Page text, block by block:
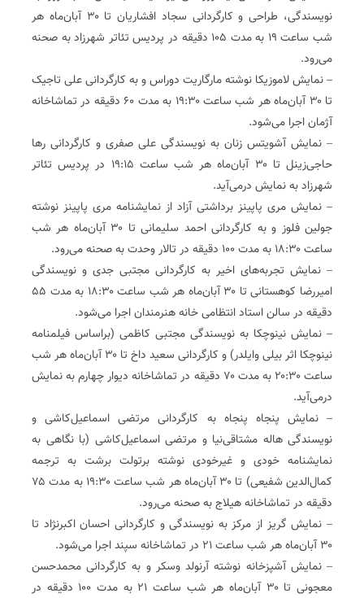
نویسندگی، طراحی و کارگردانی سجاد افشاریان تا ۳۰ آبان‌ماه هر
شب ساعت ۱۹ به مدت ۱۰۵ دقیقه در پردیس تئاتر شهرزاد به صحنه
می‌رود.
– نمایش لاموزیکا نوشته مارگاریت دوراس و به کارگردانی علی تاجیک
تا ۳۰ آبان‌ماه هر شب ساعت ۱۹:۳۰ به مدت ۶۰ دقیقه در تماشاخانه
آژمان اجرا می‌شود.
– نمایش آشویتس زنان به نویسندگی علی صفری و کارگردانی رها
حاجی‌زینل تا ۳۰ آبان‌ماه هر شب ساعت ۱۹:۱۵ در پردیس تئاتر
شهرزاد به نمایش درمی‌آید.
– نمایش مری پاپینز برداشتی آزاد از نمایشنامه مری پاپینز نوشته
جولین فلوز و به کارگردانی احمد سلیمانی تا ۳۰ آبان‌ماه هر شب
ساعت ۱۸:۳۰ به مدت ۱۰۰ دقیقه در تالار وحدت به صحنه می‌رود.
– نمایش تجربه‌های اخیر به کارگردانی مجتبی جدی و نویسندگی
امیررضا کوهستانی تا ۳۰ آبان‌ماه هر شب ساعت ۱۸:۳۰ به مدت ۵۵
دقیقه در سالن استاد انتظامی خانه هنرمندان اجرا می‌شود.
– نمایش نینوچکا به نویسندگی مجتبی کاظمی (براساس فیلمنامه‌
نینوچکا اثر بیلی وایلدر) و کارگردانی سعید داخ تا ۳۰ آبان‌ماه هر شب
ساعت ۲۰:۳۰ به مدت ۷۰ دقیقه در تماشاخانه دیوار چهارم به نمایش
درمی‌آید.
– نمایش پنجاه پنجاه به کارگردانی مرتضی اسماعیل‌کاشی و
نویسندگی‌ هاله مشتاقی‌نیا و مرتضی اسماعیل‌کاشی (با نگاهی به
نمایشنامه خودی و غیرخودی نوشته برتولت برشت به ترجمه
کمال‌الدین شفیعی) تا ۳۰ آبان‌ماه هر شب ساعت ۱۹:۳۰ به مدت ۷۵
دقیقه در تماشاخانه هیلاج به صحنه می‌رود.
– نمایش گریز از مرکز به نویسندگی و کارگردانی احسان اکبرنژاد تا
۳۰ آبان‌ماه هر شب ساعت ۲۱ در تماشاخانه سپند اجرا می‌شود.
– نمایش آشپزخانه نوشته آرنولد وسکر و به کارگردانی محمدحسن
معجونی تا ۳۰ آبان‌ماه هر شب ساعت ۲۱ به مدت ۱۰۰ دقیقه در